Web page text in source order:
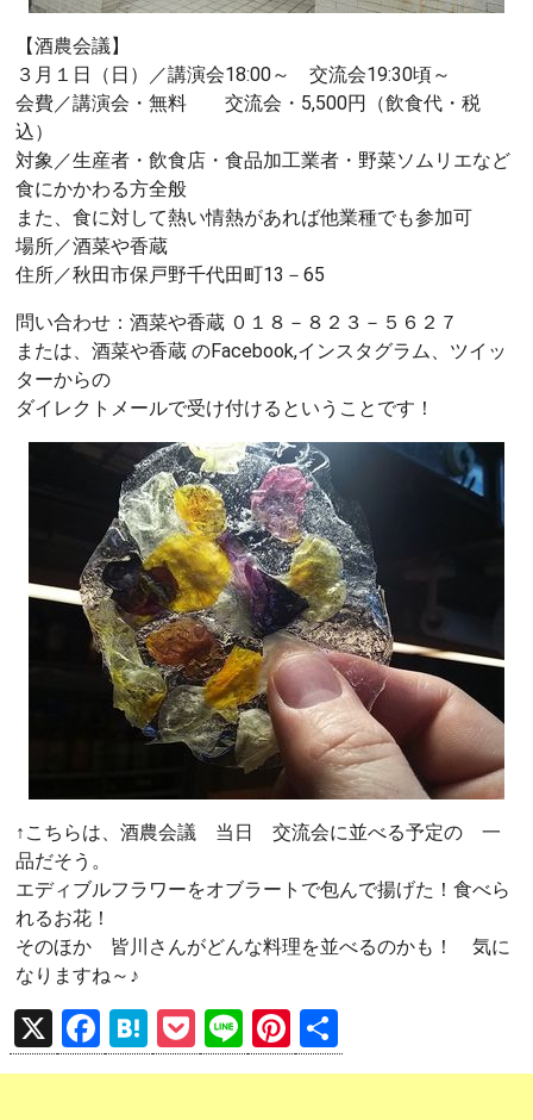
【酒農会議】
３月１日（日）／講演会18:00～ 交流会19:30頃～
会費／講演会・無料 交流会・5,500円（飲食代・税
込）
対象／生産者・飲食店・食品加工業者・野菜ソムリエなど
食にかかわる方全般
また、食に対して熱い情熱があれば他業種でも参加可
場所／酒菜や香蔵
住所／秋田市保戸野千代田町13－65
問い合わせ：酒菜や香蔵 ０１８－８２３－５６２７
または、酒菜や香蔵 のFacebook,インスタグラム、ツイッ
ターからの
ダイレクトメールで受け付けるということです！
↑こちらは、酒農会議 当日 交流会に並べる予定の 一
品だそう。
エディブルフラワーをオブラートで包んで揚げた！食べら
れるお花！
そのほか 皆川さんがどんな料理を並べるのかも！ 気に
なりますね～♪
X
F
a
H
at
P
o
Li
n
Pi
nt 有